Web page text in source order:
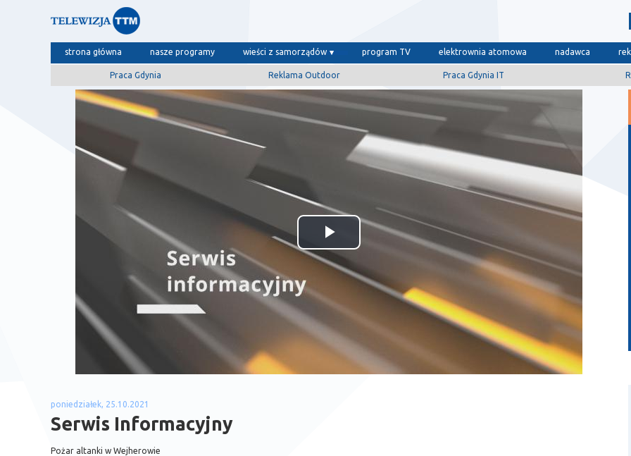
strona główna nasze programy wieści z samorządów program TV elektrownia atomowa nadawca
Praca Gdynia Reklama Outdoor Praca Gdynia IT
Odtwórz
wideo
poniedziałek, 25.10.2021
Serwis Informacyjny
Pożar altanki w Wejherowie